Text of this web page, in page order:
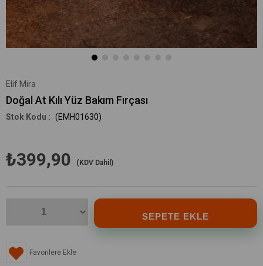
Elif Mira
Doğal At Kılı Yüz Bakım Fırçası
(EMH01630)
₺399,90 (KDV Dahil)
Favorilere Ekle